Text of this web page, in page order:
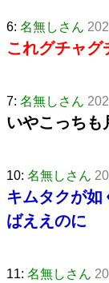
6: 名無しさん
これグチャグ
7: 名無しさん
いやこっちも
10: 名無しさん
キムタクが如
ばええのに
11: 名無しさん